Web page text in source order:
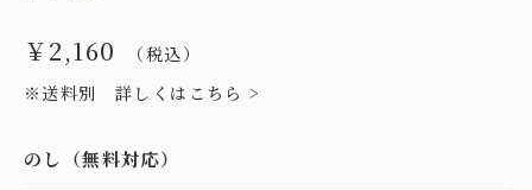
￥2,160
（税込）
※送料別 詳しくはこちら >
のし（無料対応）